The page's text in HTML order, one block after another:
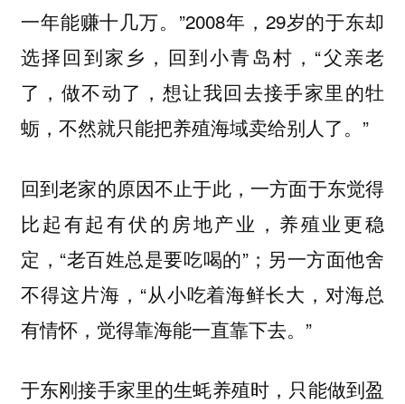
一年能赚十几万。”2008年，29岁的于东却
选择回到家乡，回到小青岛村，“父亲老
了，做不动了，想让我回去接手家里的牡
蛎，不然就只能把养殖海域卖给别人了。”
回到老家的原因不止于此，一方面于东觉得
比起有起有伏的房地产业，养殖业更稳
定，“老百姓总是要吃喝的”；另一方面他舍
不得这片海，“从小吃着海鲜长大，对海总
有情怀，觉得靠海能一直靠下去。”
于东刚接手家里的生蚝养殖时，只能做到盈